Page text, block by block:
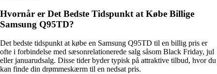
Hvornår er Det Bedste Tidspunkt at Købe Billige
Samsung Q95TD?
Det bedste tidspunkt at købe en Samsung Q95TD til en billig pris er
ofte i forbindelse med sæsonrelationerede salg såsom Black Friday, jul
eller januarudsalg. Disse tider byder typisk på attraktive tilbud, hvor du
kan finde din drømmeskærm til en nedsat pris.